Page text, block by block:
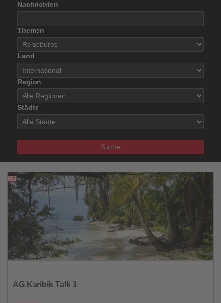
Nachrichten
Themen
Land
Region
Städte
Suche
25.05.2026
die
Nachrichten
AG Karibik Talk 3